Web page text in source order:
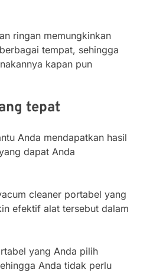
ringan memungkinkan
tempat, sehingga
kapan pun
tepat
Anda mendapatkan hasil
dapat Anda
cleaner portabel yang
efektif alat tersebut dalam
yang Anda pilih
Anda tidak perlu